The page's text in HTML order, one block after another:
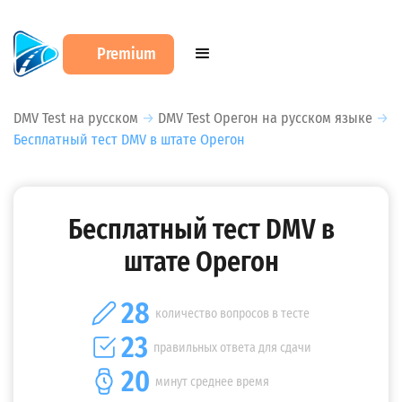
Premium
DMV Test на русском → DMV Test Орегон на русском языке →
Бесплатный тест DMV в штате Орегон
Бесплатный тест DMV в
штате Орегон
28 количество вопросов в тесте
23 правильных ответа для сдачи
20 минут среднее время